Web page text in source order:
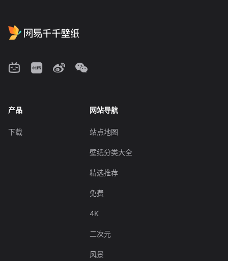
产品
下载
网站导航
站点地图
壁纸分类大全
精选推荐
免费
4K
二次元
风景